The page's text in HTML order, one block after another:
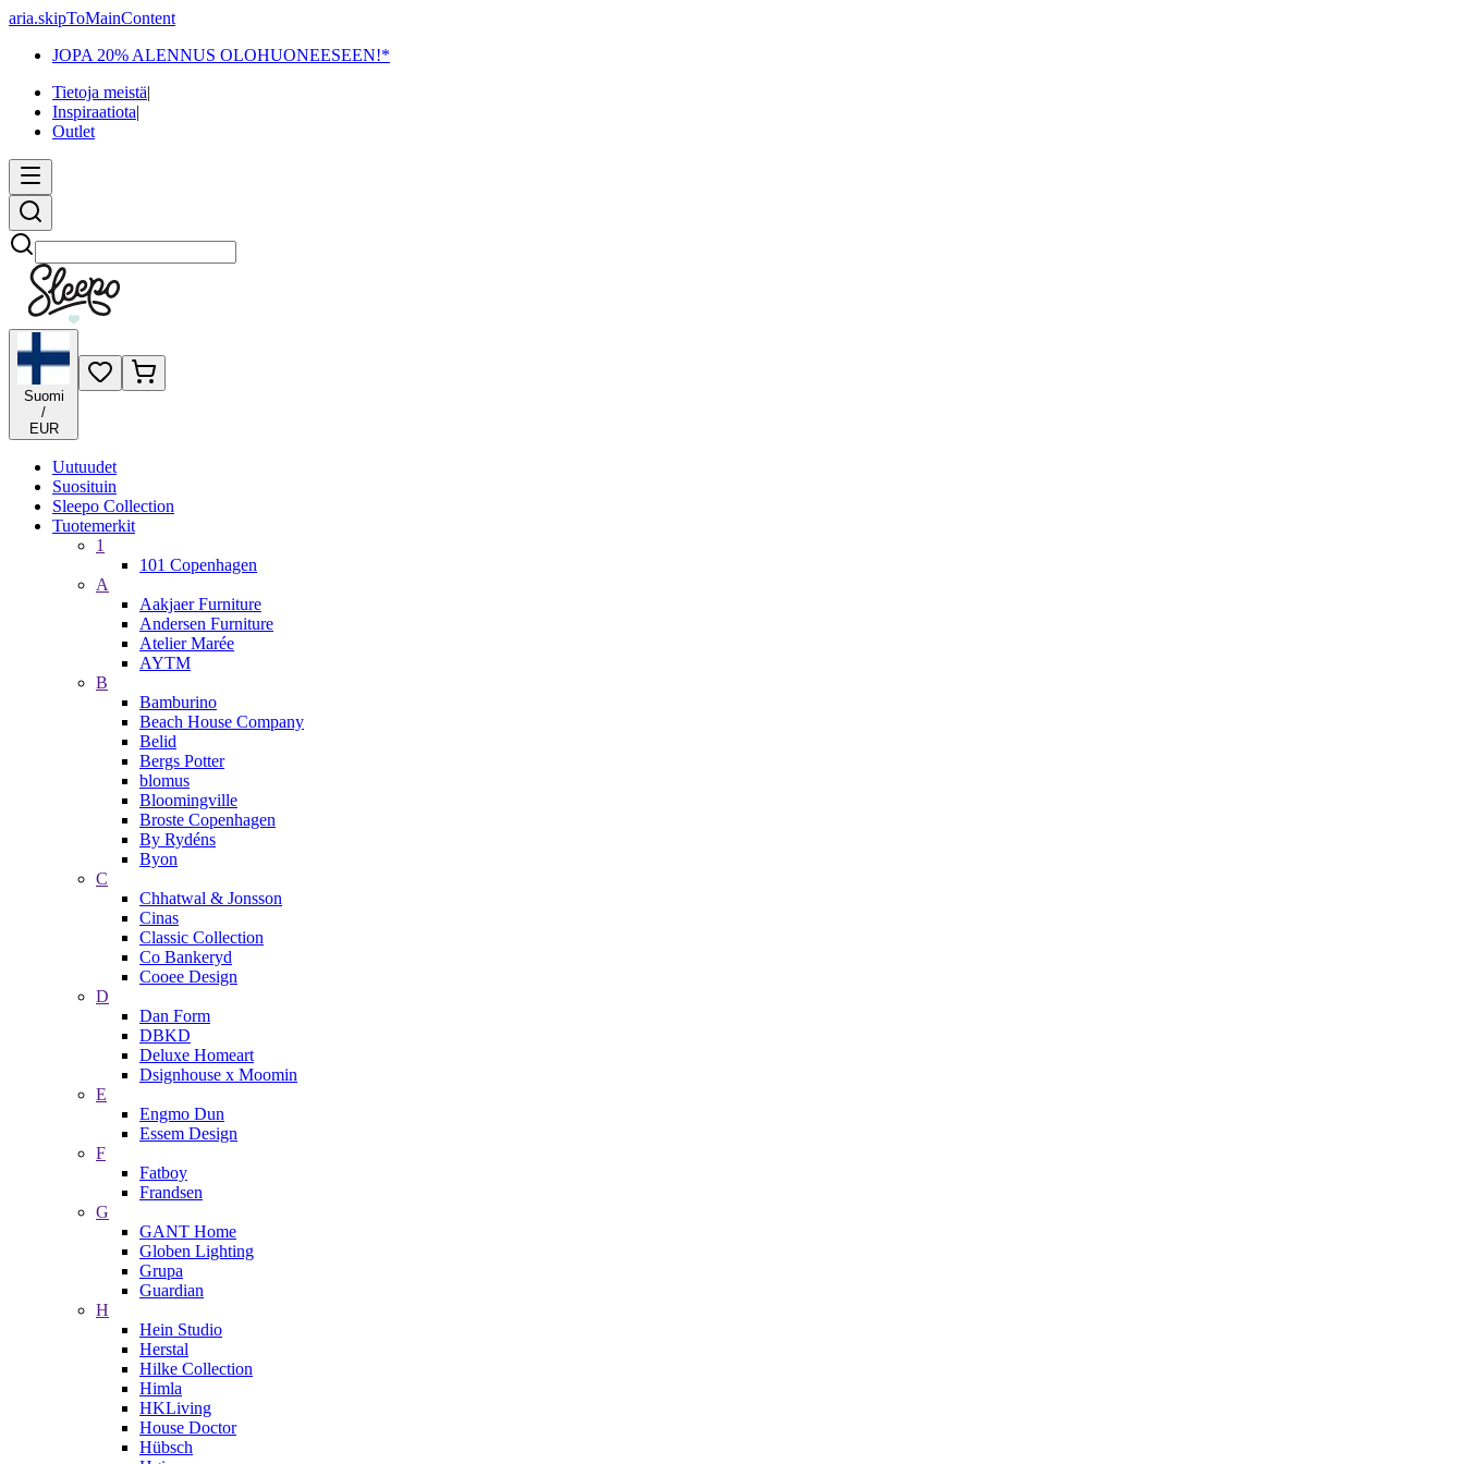
aria.skipToMainContent
JOPA 20% ALENNUS OLOHUONEESEEN!*
Tietoja meistä|
Inspiraatiota|
Outlet
Etsi
Suomi
/
EUR
Uutuudet
Suosituin
Sleepo Collection
Tuotemerkit
1
101 Copenhagen
A
Aakjaer Furniture
Andersen Furniture
Atelier Marée
AYTM
B
Bamburino
Beach House Company
Belid
Bergs Potter
blomus
Bloomingville
Broste Copenhagen
By Rydéns
Byon
C
Chhatwal & Jonsson
Cinas
Classic Collection
Co Bankeryd
Cooee Design
D
Dan Form
DBKD
Deluxe Homeart
Dsignhouse x Moomin
E
Engmo Dun
Essem Design
F
Fatboy
Frandsen
G
GANT Home
Globen Lighting
Grupa
Guardian
H
Hein Studio
Herstal
Hilke Collection
Himla
HKLiving
House Doctor
Hübsch